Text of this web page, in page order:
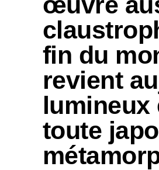
fin du
revient
lumineux
toute